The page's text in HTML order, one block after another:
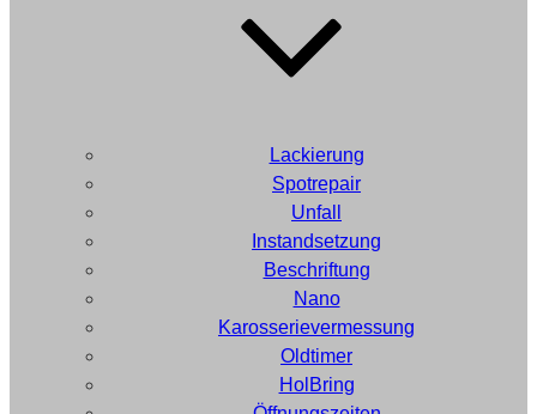
Lackierung
Spotrepair
Unfall
Instandsetzung
Beschriftung
Nano
Karosserievermessung
Oldtimer
HolBring